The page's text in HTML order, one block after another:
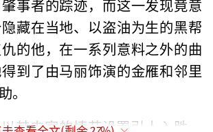
事者的踪迹，而这一发现竟意
藏在当地、以盗油为生的黑帮
的他，在一系列意料之外的曲
到了由马丽饰演的金雁和邻里
。
其丰富的情节设置引人入胜，